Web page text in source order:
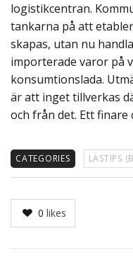
logistikcentran.
tankarna på att
skapas, utan nu
importerade varor på
konsumtionslada.
är att inget tillverkas
och från det. Ett
CATEGORIES LÄSTIPS
0 likes